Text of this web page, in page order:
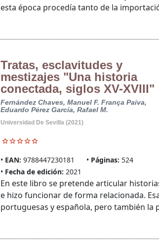
esta época procedía tanto de la
Tratas, esclavitudes y
mestizajes "Una historia
conectada, siglos XV-XVIII"
Fernández Chaves, Manuel F. França Paiva,
Eduardo Pérez García, Rafael M.
Universidad De Sevilla (2021)
EAN: 9788447230181 Páginas: 524
Fecha de edición: 2021
En este libro se pretende articular
e hizo funcionar de forma relacionada.
portuguesas y española, pero también la